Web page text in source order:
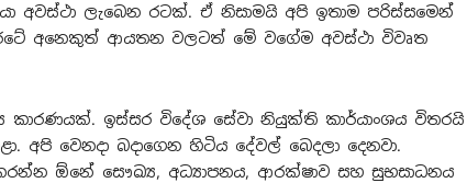
අවස්ථා ලැබෙන රටක්. ඒ නිසාමයි අපි ඉතාම පරිස්සමෙන්
අනෙකුත් ආයතන වලටත් මේ වගේම අවස්ථා විවෘත
ඉස්සර විදේශ සේවා නියුක්ති කාර්යාංශය විතරයි
වෙනදා බදාගෙන හිටිය දේවල් බෙදලා දෙනවා.
ඕනේ සෞඛ්‍ය, අධ්‍යාපනය, ආරක්ෂාව සහ සුභසාධනය